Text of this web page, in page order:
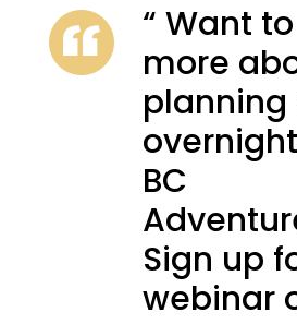
“ Want
more
planning
BC
Sign up
webinar